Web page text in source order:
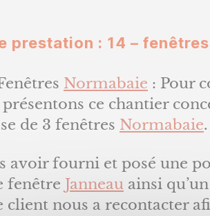
prestation : 14 – fenêtres
Normabaie : Pour
ce chantier
de 3 fenêtres Normabaie.
avoir fourni et posé une
fenêtre Janneau ainsi
client nous a recontacter